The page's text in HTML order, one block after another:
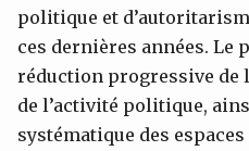
politique et
ces dernières années. Le
réduction progressive de
de l’activité politique,
systématique des